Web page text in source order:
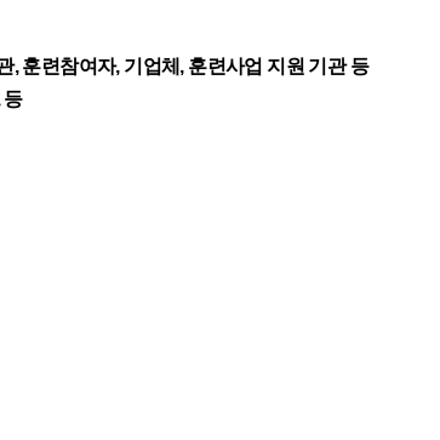
, 훈련참여자, 기업체, 훈련사업 지원 기관 등
등